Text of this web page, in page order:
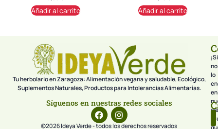
Añadir al carrito Añadir al carrito
Tu herbolario en Zaragoza: Alimentación vegana y saludable, Ecológico,
Suplementos Naturales, Productos para Intolerancias Alimentarías.
Síguenos en nuestras redes sociales
©2026 Ideya Verde - todos los derechos reservados
¡Si
no
lo
en